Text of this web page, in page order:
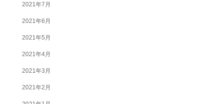
2021年7月
2021年6月
2021年5月
2021年4月
2021年3月
2021年2月